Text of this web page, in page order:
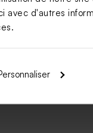
d'autres